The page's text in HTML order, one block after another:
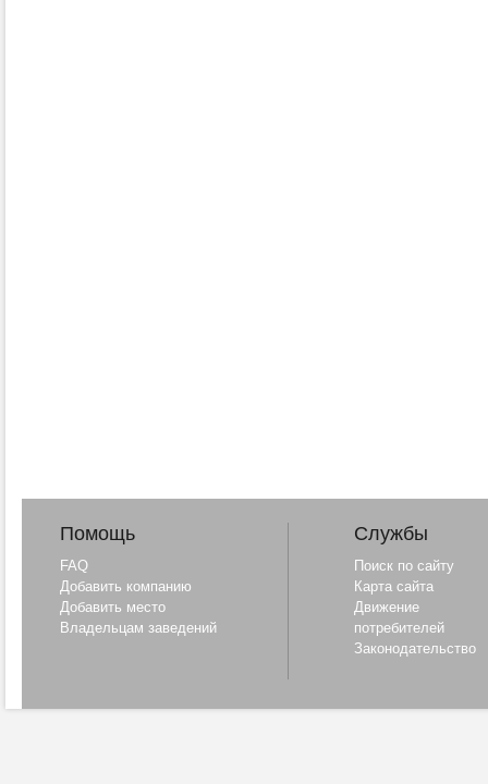
Помощь
FAQ
Добавить компанию
Добавить место
Владельцам заведений
Службы
Поиск по сайту
Карта сайта
Движение
потребителей
Законодательство